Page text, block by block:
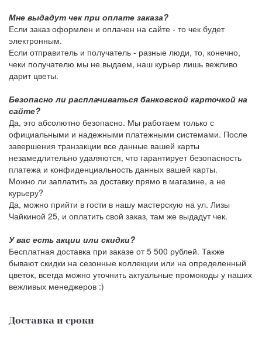
Мне выдадут чек при оплате заказа?
Если заказ оформлен и оплачен на сайте - то чек будет
электронным.
Если отправитель и получатель - разные люди, то, конечно,
чеки получателю мы не выдаем, наш курьер лишь вежливо
дарит цветы.
Безопасно ли расплачиваться банковской карточкой на
сайте?
Да, это абсолютно безопасно. Мы работаем только с
официальными и надежными платежными системами. После
завершения транзакции все данные вашей карты
незамедлительно удаляются, что гарантирует безопасность
платежа и конфиденциальность данных вашей карты.
Можно ли заплатить за доставку прямо в магазине, а не
курьеру?
Да, можно прийти в гости в нашу мастерскую на ул. Лизы
Чайкиной 25, и оплатить свой заказ, там же выдадут чек.
У вас есть акции или скидки?
Бесплатная доставка при заказе от 5 500 рублей. Также
бывают скидки на сезонные коллекции или на определенный
цветок, всегда можно уточнить актуальные промокоды у наших
вежливых менеджеров :)
Доставка и сроки